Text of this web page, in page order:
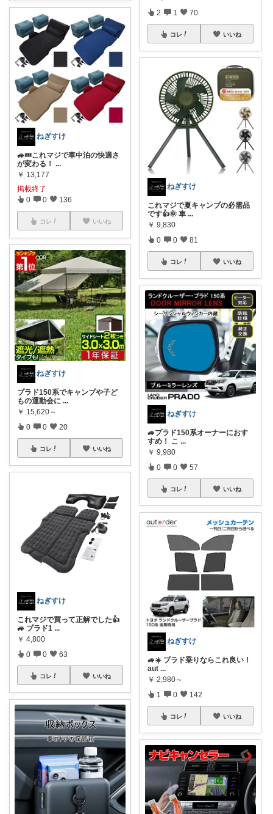
ねぎすけ
🚙💤これマジで車中泊の快適さ
が変わる！ ...
￥ 13,177
掲載終了
0 0 136
コレ いいね
ねぎすけ
プラド150系でキャンプや子ど
もの運動会に ...
￥ 15,620～
0 0 20
コレ いいね
ねぎすけ
これマジで買って正解でした👍
🚙 プラド1 ...
￥ 4,800
0 0 63
コレ いいね
2 1 70
コレ いいね
ねぎすけ
これマジで夏キャンプの必需品
です👍🌞 車 ...
￥ 9,830
0 0 81
コレ いいね
ねぎすけ
🚙プラド150系オーナーにおす
すめ！ こ ...
￥ 9,980
0 0 57
コレ いいね
ねぎすけ
🚙☀️ プラド乗りならこれ良い！
aut ...
￥ 2,980～
1 0 142
コレ いいね